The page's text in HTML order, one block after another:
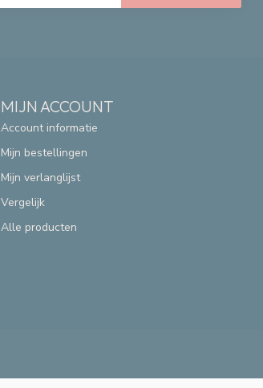
MIJN ACCOUNT
Account informatie
Mijn bestellingen
Mijn verlanglijst
Vergelijk
Alle producten